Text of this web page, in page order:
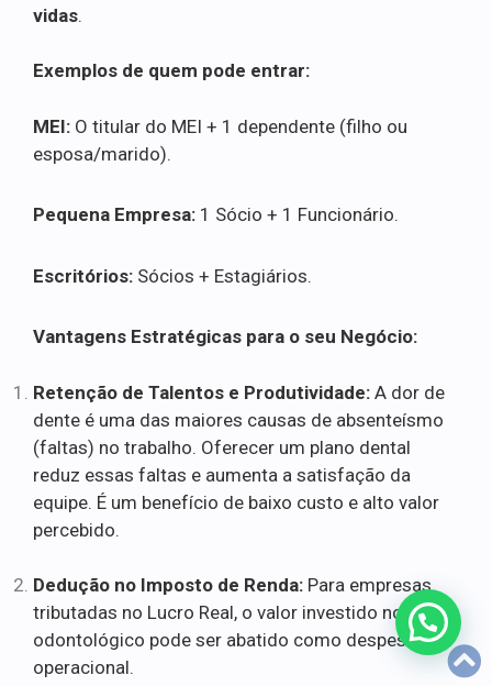
vidas.
Exemplos de quem pode entrar:
MEI: O titular do MEI + 1 dependente (filho ou
esposa/marido).
Pequena Empresa: 1 Sócio + 1 Funcionário.
Escritórios: Sócios + Estagiários.
Vantagens Estratégicas para o seu Negócio:
Retenção de Talentos e Produtividade: A dor de
dente é uma das maiores causas de absenteísmo
(faltas) no trabalho. Oferecer um plano dental
reduz essas faltas e aumenta a satisfação da
equipe. É um benefício de baixo custo e alto valor
percebido.
Dedução no Imposto de Renda: Para empresas
tributadas no Lucro Real, o valor investido no plano
odontológico pode ser abatido como despesa
operacional.